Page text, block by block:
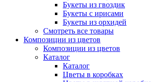
Букеты из гвоздик
Букеты с ирисами
Букеты из орхидей
Смотреть все товары
Композиции из цветов
Композиции из цветов
Каталог
Каталог
Цветы в коробках